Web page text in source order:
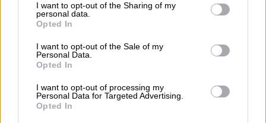
not limited to your visit or usage behaviour. You may click to
grant or deny consent to Google and its third-party tags to
use your data for below specified purposes in below Google
consent section.
I want to opt-out of the Sharing of my
personal data.
Opted In
I want to opt-out of the Sale of my
Personal Data.
Opted In
I want to opt-out of processing my
Personal Data for Targeted Advertising.
Opted In
σχεδιασμό των εθελοντικών ομάδων, καθώς
και η ευαισθητοποίηση του πληθυσμού».